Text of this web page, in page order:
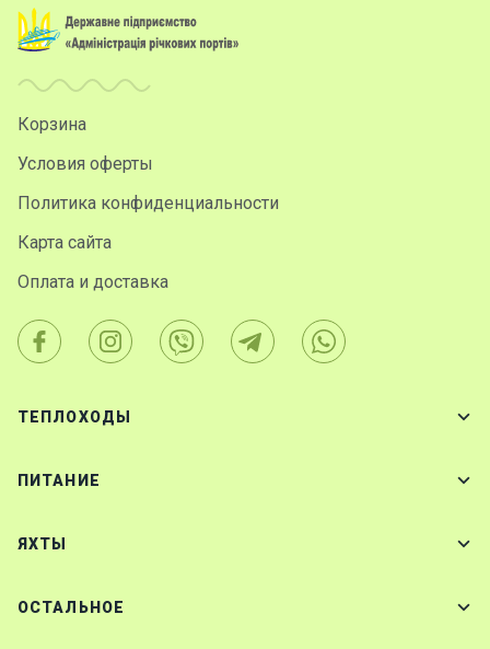
Корзина
Условия оферты
Политика конфиденциальности
Карта сайта
Оплата и доставка
ТЕПЛОХОДЫ
ПИТАНИЕ
ЯХТЫ
ОСТАЛЬНОЕ